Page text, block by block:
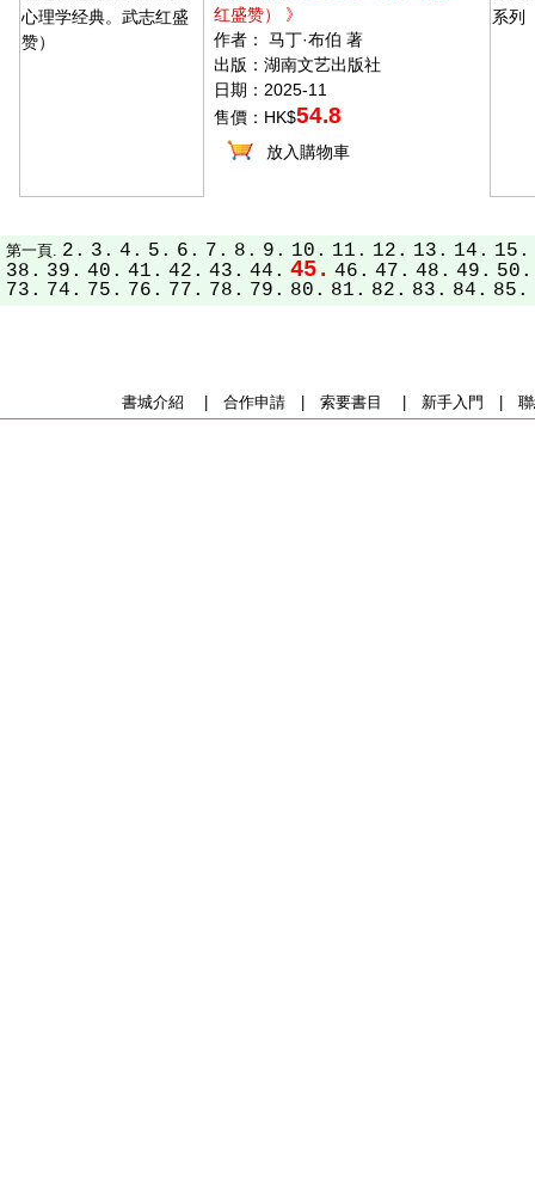
红盛赞） 》
作者： 马丁·布伯 著
出版：湖南文艺出版社
日期：2025-11
售價：HK$54.8
放入購物車
第一頁. 2. 3. 4. 5. 6. 7. 8. 9. 10. 11. 12. 13. 14. 15.
38. 39. 40. 41. 42. 43. 44. 45. 46. 47. 48. 49. 50.
73. 74. 75. 76. 77. 78. 79. 80. 81. 82. 83. 84. 85.
書城介紹 合作申請| 索要書目 新手入門